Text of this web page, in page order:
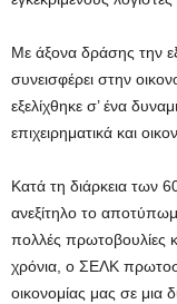
Με άξονα δράσης την
συνεισφέρει στην
εξελίχθηκε σ’ ένα
επιχειρηματικά και
Κατά τη διάρκεια των
ανεξίτηλο το
πολλές πρωτοβουλίες
χρόνια, ο ΣΕΛΚ
οικονομίας μας σε μια